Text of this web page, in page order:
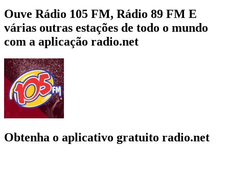
Ouve Rádio 105 FM, Rádio 89 FM E
várias outras estações de todo o mundo
com a aplicação radio.net
Obtenha o aplicativo gratuito radio.net